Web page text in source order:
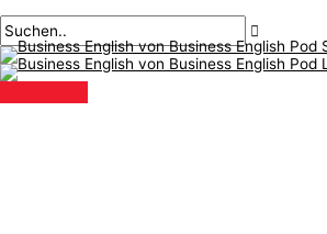
Inhalt
springen
Paginierung
B
u
s
i
S
u
c
h